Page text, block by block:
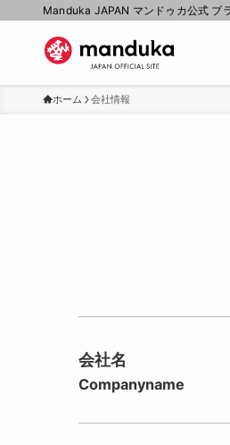
Manduka JAPAN マンドゥカ公式 ブ
ホーム 会社情報
会社名
Companyname